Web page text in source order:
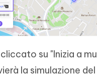
su "Inizia a
la simulazione